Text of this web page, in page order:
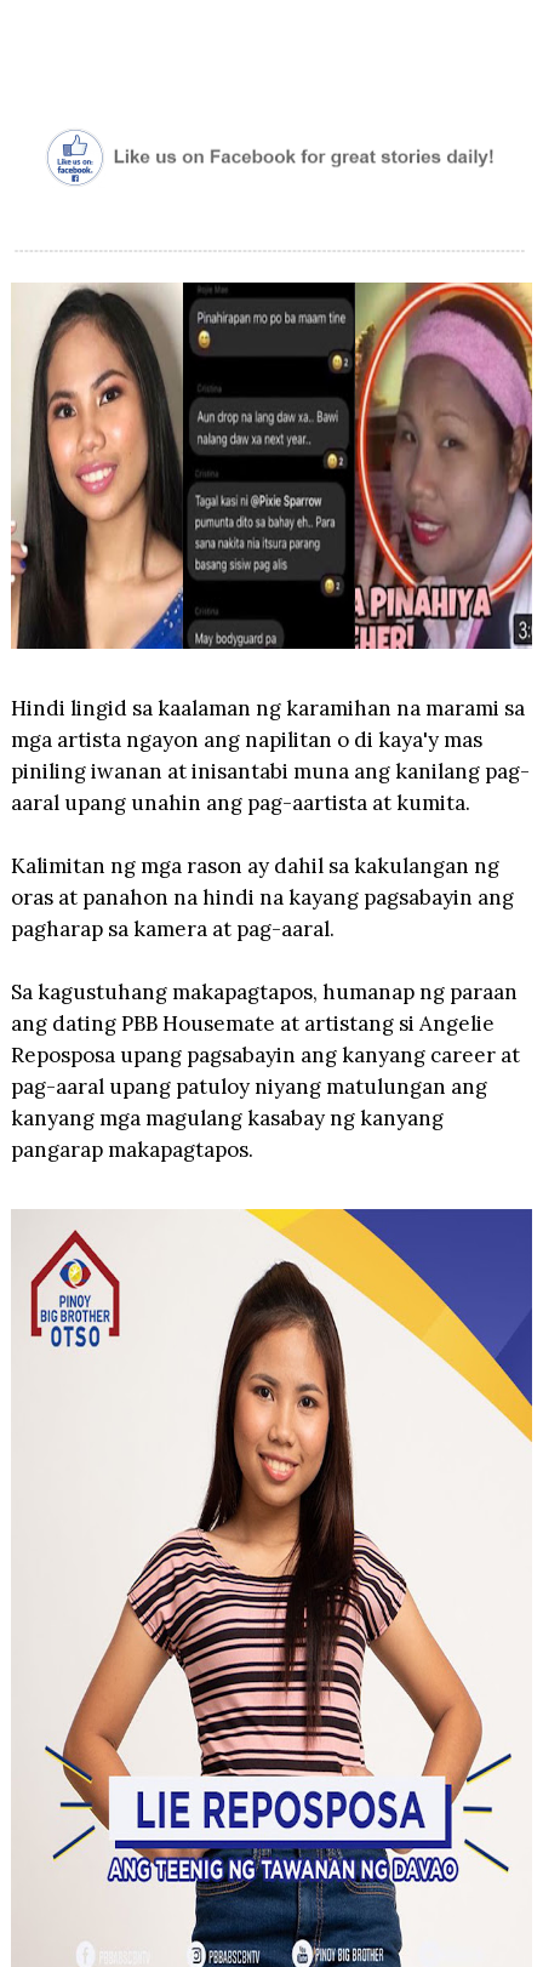
Hindi lingid sa kaalaman ng karamihan na marami sa
mga artista ngayon ang napilitan o di kaya'y mas
piniling iwanan at inisantabi muna ang kanilang pag-
aaral upang unahin ang pag-aartista at kumita.
Kalimitan ng mga rason ay dahil sa kakulangan ng
oras at panahon na hindi na kayang pagsabayin ang
pagharap sa kamera at pag-aaral.
Sa kagustuhang makapagtapos, humanap ng paraan
ang dating PBB Housemate at artistang si Angelie
Reposposa upang pagsabayin ang kanyang career at
pag-aaral upang patuloy niyang matulungan ang
kanyang mga magulang kasabay ng kanyang
pangarap makapagtapos.